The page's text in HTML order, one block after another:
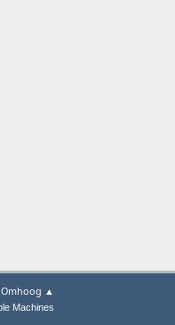
Omhoog ▲
Machines